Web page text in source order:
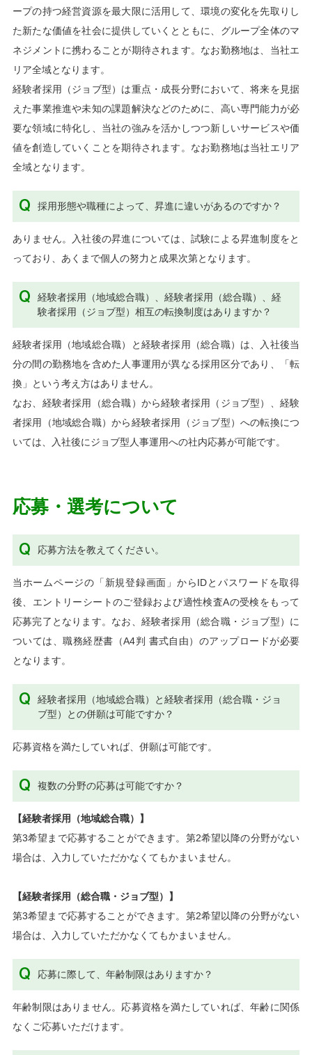
ープの持つ経営資源を最大限に活用して、環境の変化を先取りし
た新たな価値を社会に提供していくとともに、グループ全体のマ
ネジメントに携わることが期待されます。なお勤務地は、当社エ
リア全域となります。
経験者採用（ジョブ型）は重点・成長分野において、将来を見据
えた事業推進や未知の課題解決などのために、高い専門能力が必
要な領域に特化し、当社の強みを活かしつつ新しいサービスや価
値を創造していくことを期待されます。なお勤務地は当社エリア
全域となります。
採用形態や職種によって、昇進に違いがあるのですか？
ありません。入社後の昇進については、試験による昇進制度をと
っており、あくまで個人の努力と成果次第となります。
経験者採用（地域総合職）、経験者採用（総合職）、経
験者採用（ジョブ型）相互の転換制度はありますか？
経験者採用（地域総合職）と経験者採用（総合職）は、入社後当
分の間の勤務地を含めた人事運用が異なる採用区分であり、「転
換」という考え方はありません。
なお、経験者採用（総合職）から経験者採用（ジョブ型）、経験
者採用（地域総合職）から経験者採用（ジョブ型）への転換につ
いては、入社後にジョブ型人事運用への社内応募が可能です。
応募・選考について
応募方法を教えてください。
当ホームページの「新規登録画面」からIDとパスワードを取得
後、エントリーシートのご登録および適性検査Aの受検をもって
応募完了となります。なお、経験者採用（総合職・ジョブ型）に
ついては、職務経歴書（A4判 書式自由）のアップロードが必要
となります。
経験者採用（地域総合職）と経験者採用（総合職・ジョ
ブ型）との併願は可能ですか？
応募資格を満たしていれば、併願は可能です。
複数の分野の応募は可能ですか？
【経験者採用（地域総合職）】
第3希望まで応募することができます。第2希望以降の分野がない
場合は、入力していただかなくてもかまいません。
【経験者採用（総合職・ジョブ型）】
第3希望まで応募することができます。第2希望以降の分野がない
場合は、入力していただかなくてもかまいません。
応募に際して、年齢制限はありますか？
年齢制限はありません。応募資格を満たしていれば、年齢に関係
なくご応募いただけます。